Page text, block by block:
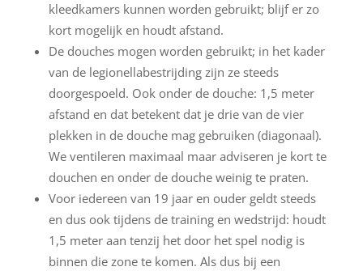
kleedkamers kunnen worden gebruikt; blijf er zo
kort mogelijk en houdt afstand.
De douches mogen worden gebruikt; in het kader
van de legionellabestrijding zijn ze steeds
doorgespoeld. Ook onder de douche: 1,5 meter
afstand en dat betekent dat je drie van de vier
plekken in de douche mag gebruiken (diagonaal).
We ventileren maximaal maar adviseren je kort te
douchen en onder de douche weinig te praten.
Voor iedereen van 19 jaar en ouder geldt steeds
en dus ook tijdens de training en wedstrijd: houdt
1,5 meter aan tenzij het door het spel nodig is
binnen die zone te komen. Als dus bij een